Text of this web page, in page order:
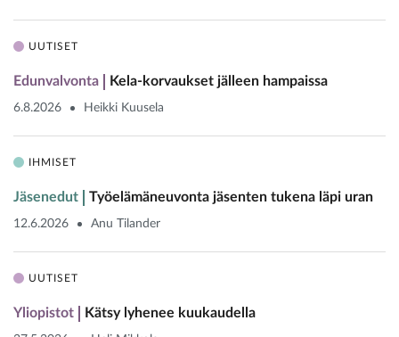
UUTISET
Edunvalvonta Kela-korvaukset jälleen hampaissa
6.8.2026 Heikki Kuusela
IHMISET
Jäsenedut Työelämäneuvonta jäsenten tukena läpi uran
12.6.2026 Anu Tilander
UUTISET
Yliopistot Kätsy lyhenee kuukaudella